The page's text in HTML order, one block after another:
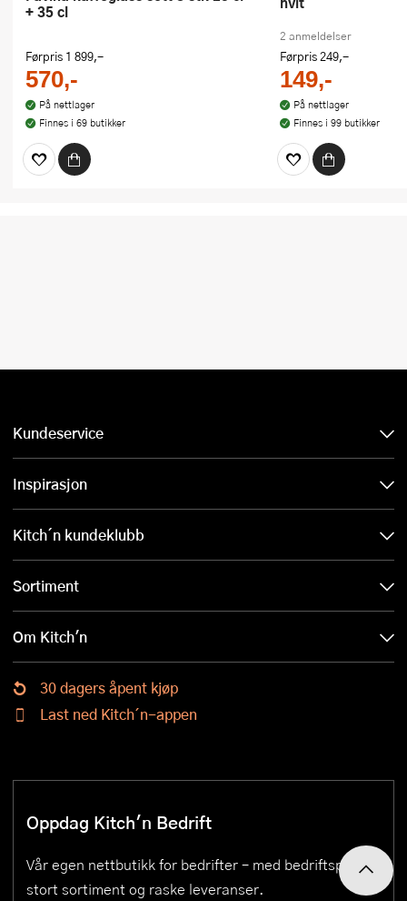
+ 35 cl
Førpris 1 899,-
570,-
På nettlager
Finnes i 69 butikker
2 anmeldelser
Førpris249,-
149,-
På nettlager
Finnes i 99 butikker
Kundeservice
Inspirasjon
Kitch´n kundeklubb
Sortiment
Om Kitch'n
30 dagers åpent kjøp
Last ned Kitch´n-appen
Oppdag Kitch'n Bedrift
Vår egen nettbutikk for bedrifter – med bedriftspriser,
stort sortiment og raske leveranser.